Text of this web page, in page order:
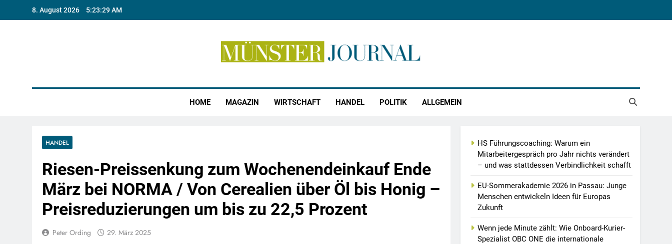
8. August 2026 5:23:30 AM
HOME MAGAZIN WIRTSCHAFT HANDEL POLITIK ALLGEMEIN
HANDEL
Riesen-Preissenkung zum Wochenendeinkauf Ende
März bei NORMA / Von Cerealien über Öl bis Honig –
Preisreduzierungen um bis zu 22,5 Prozent
Peter Ording 29. März 2025
HS Führungscoaching: Warum ein
Mitarbeitergespräch pro Jahr nichts verändert
– und was stattdessen Verbindlichkeit schafft
EU-Sommerakademie 2026 in Passau: Junge
Menschen entwickeln Ideen für Europas
Zukunft
Wenn jede Minute zählt: Wie Onboard-Kurier-
Spezialist OBC ONE die internationale